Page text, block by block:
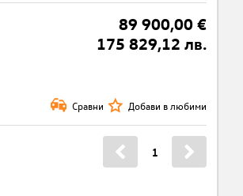
89 900,00 €
175 829,12 лв.
Сравни Добави в любими
1